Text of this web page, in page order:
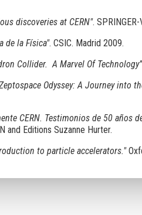
discoveries at CERN".
de la Física". CSIC. Madrid 2009.
Collider. A Marvel Of
Odyssey: A Journey into
CERN. Testimonios de 50 años
and Editions Suzanne Hurter.
to particle accelerators."